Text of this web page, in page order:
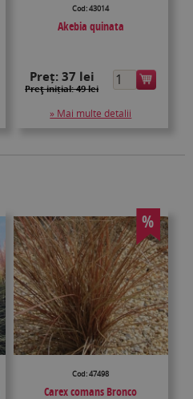
Cod: 43014
Akebia quinata
Preț: 37 lei
Preţ inițial: 49 lei
» Mai multe detalii
%
Cod: 47498
Carex comans Bronco